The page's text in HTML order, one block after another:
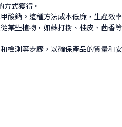
式獲得。
鈉。這種方法成本低廉，生產效
某些植物，如蘇打樹、桂皮、茴
檢測等步驟，以確保產品的質量和